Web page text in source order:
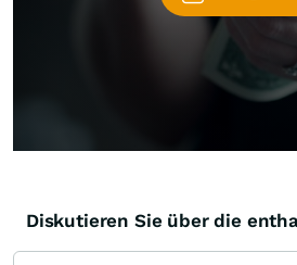
Diskutieren Sie über die